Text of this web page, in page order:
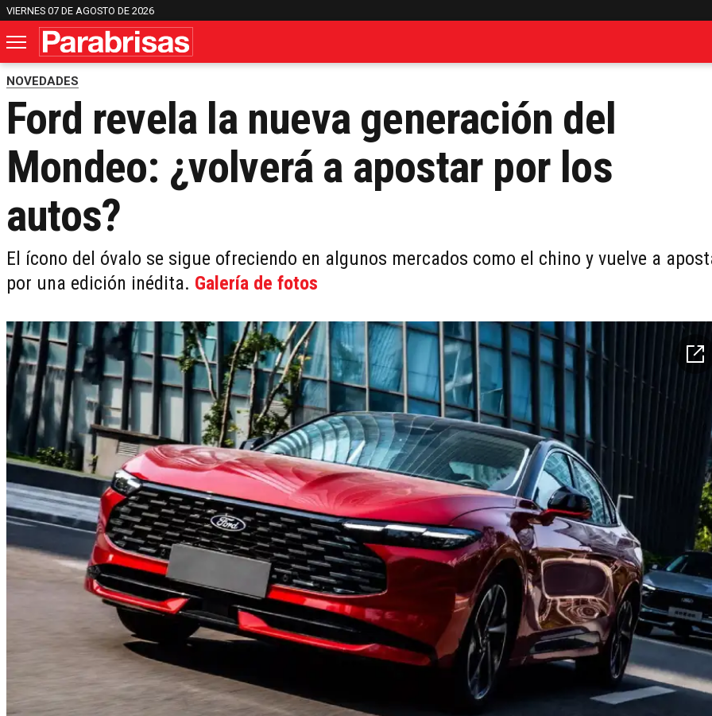
VIERNES 07 DE AGOSTO DE 2026
NOVEDADES
Ford revela la nueva generación del
Mondeo: ¿volverá a apostar por los
autos?
El ícono del óvalo se sigue ofreciendo en algunos mercados como el chino y vuelve a
por una edición inédita. Galería de fotos